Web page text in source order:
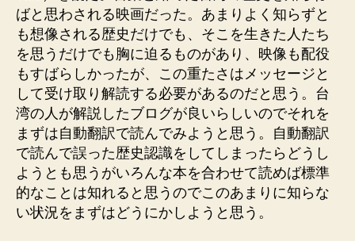
ばと思わされる映画だった。あまりよく知らずと
も想像される歴史だけでも、そこを生きた人たち
を思うだけでも胸に迫るものがあり、映像も配役
もすばらしかったが、この重たさはメッセージと
して受け取り解読する必要があるのだと思う。台
湾の人が解説したブログが良いらしいのでそれを
まずは自動翻訳で読んでみようと思う。自動翻訳
で読んで誤った歴史認識をしてしまったらどうし
ようとも思うがいろんな本を合わせて読めば標準
的なことは知れると思うのでこのあまりに知らな
い状況をまずはどうにかしようと思う。